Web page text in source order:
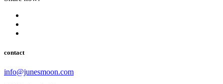
contact
info@junesmoon.com